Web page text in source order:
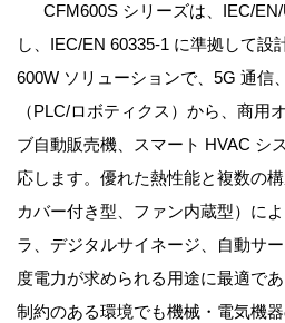
CFM600S シリーズは、IEC/EN/
し、IEC/EN 60335-1 に準拠して設
600W ソリューションで、5G 通信
（PLC/ロボティクス）から、商用
ブ自動販売機、スマート HVAC シ
応します。優れた熱性能と複数の
カバー付き型、ファン内蔵型）に
ラ、デジタルサイネージ、自動サ
度電力が求められる用途に最適で
制約のある環境でも機械・電気機